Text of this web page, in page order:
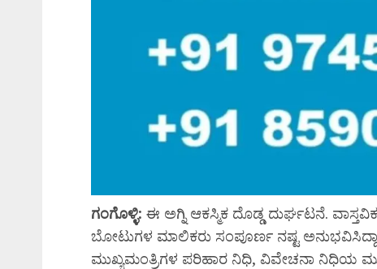
ಗಂಗೊಳ್ಳಿ: ಈ ಅಗ್ನಿ ಆಕಸ್ಮಿಕ ದೊಡ್ಡ ದುರ್ಘಟನೆ.
ಬೋಟುಗಳ ಮಾಲಿಕರು ಸಂಪೂರ್ಣ ನಷ್ಟ
ಮುಖ್ಯಮಂತ್ರಿಗಳ ಪರಿಹಾರ ನಿಧಿ, ವಿವೇಚನಾ ನಿಧಿಯ